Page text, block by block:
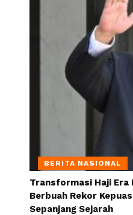
BERITA NASIONAL
Transformasi Haji Era
Berbuah Rekor
Sepanjang Sejarah